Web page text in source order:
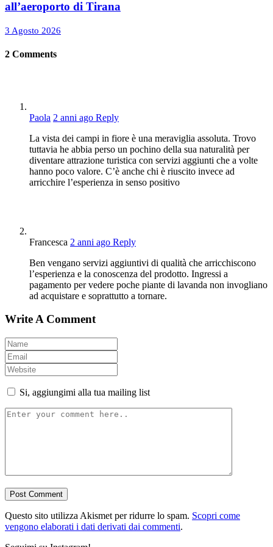
all’aeroporto di Tirana
3 Agosto 2026
2 Comments
Paola 2 anni ago Reply
La vista dei campi in fiore è una meraviglia assoluta. Trovo
tuttavia he abbia perso un pochino della sua naturalità per
diventare attrazione turistica con servizi aggiunti che a volte
hanno poco valore. C’è anche chi è riuscito invece ad
arricchire l’esperienza in senso positivo
Francesca 2 anni ago Reply
Ben vengano servizi aggiuntivi di qualità che arricchiscono
l’esperienza e la conoscenza del prodotto. Ingressi a
pagamento per vedere poche piante di lavanda non invogliano
ad acquistare e soprattutto a tornare.
Write A Comment
Si, aggiungimi alla tua mailing list
Questo sito utilizza Akismet per ridurre lo spam. Scopri come
vengono elaborati i dati derivati dai commenti.